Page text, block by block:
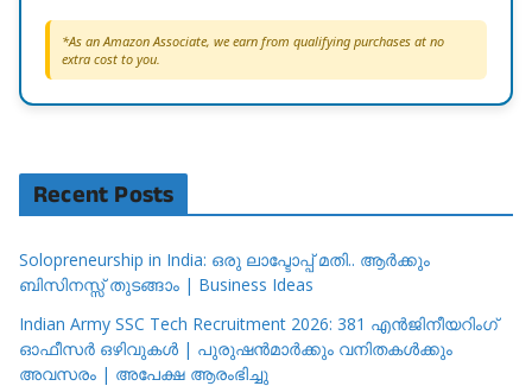
*As an Amazon Associate, we earn from qualifying purchases at no
extra cost to you.
Recent Posts
Solopreneurship in India: ഒരു ലാപ്ടോപ്പ് മതി.. ആർക്കും
ബിസിനസ്സ് തുടങ്ങാം | Business Ideas
Indian Army SSC Tech Recruitment 2026: 381 എൻജിനീയറിംഗ്
ഓഫീസർ ഒഴിവുകൾ | പുരുഷൻമാർക്കും വനിതകൾക്കും
അവസരം | അപേക്ഷ ആരംഭിച്ചു